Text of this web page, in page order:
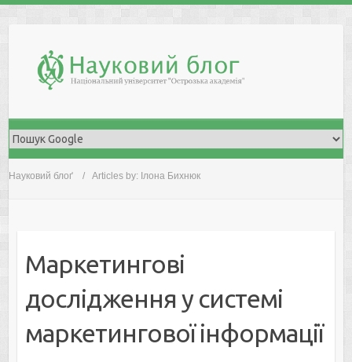
Науковий блоґ Articles by: Ілона Бихнюк
Маркетингові
дослідження у системі
маркетингової інформації